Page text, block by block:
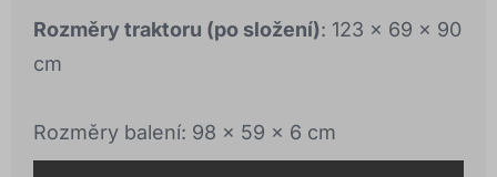
Rozměry traktoru (po složení): 123 x 69 x 90
cm
Rozměry balení: 98 x 59 x 6 cm